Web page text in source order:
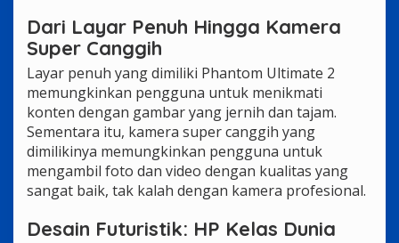
Dari Layar Penuh Hingga Kamera
Super Canggih
Layar penuh yang dimiliki Phantom Ultimate 2
memungkinkan pengguna untuk menikmati
konten dengan gambar yang jernih dan tajam.
Sementara itu, kamera super canggih yang
dimilikinya memungkinkan pengguna untuk
mengambil foto dan video dengan kualitas yang
sangat baik, tak kalah dengan kamera profesional.
Desain Futuristik: HP Kelas Dunia